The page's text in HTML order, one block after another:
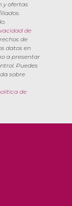
y ofertas
de
de
datos en
a presentar
Puedes
sobre
de